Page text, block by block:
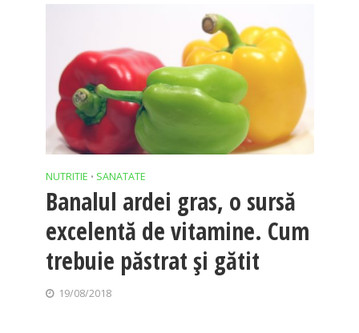
NUTRITIE • SANATATE
Banalul ardei gras, o sursă
excelentă de vitamine. Cum
trebuie păstrat şi gătit
19/08/2018